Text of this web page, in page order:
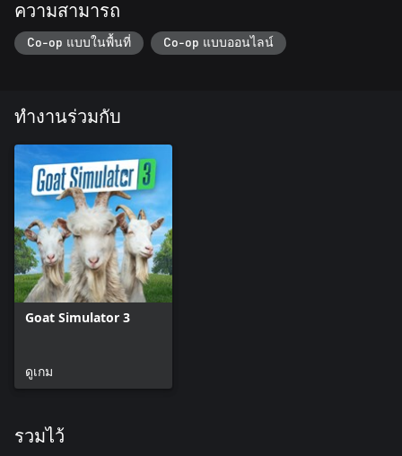
ความสามารถ
Co-op แบบในพื้นที่ Co-op แบบออนไลน์
ทำงานร่วมกับ
Goat Simulator 3
ดูเกม
รวมไว้